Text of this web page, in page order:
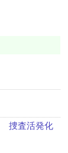
捜査活発化